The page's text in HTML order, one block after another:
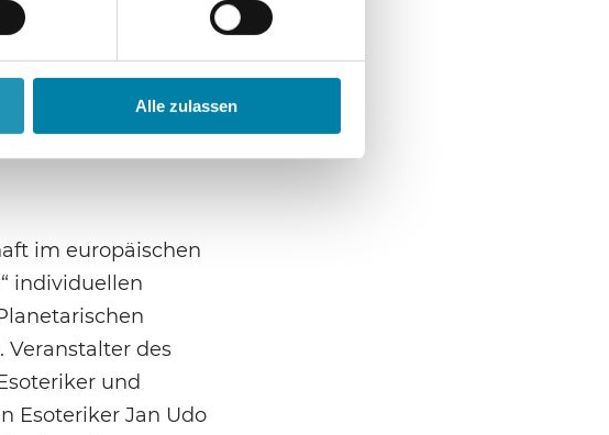
Alle zulassen
ist Oliver
in
Milieu
im europäischen
individuellen
Veranstalter des
und
Esoteriker Jan Udo